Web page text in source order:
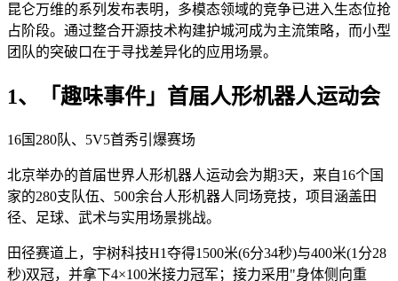
昆仑万维的系列发布表明，多模态领域的竞争已进入生态位抢
占阶段。通过整合开源技术构建护城河成为主流策略，而小型
团队的突破口在于寻找差异化的应用场景。
1、「趣味事件」首届人形机器人运动会
16国280队、5V5首秀引爆赛场
北京举办的首届世界人形机器人运动会为期3天，来自16个国
家的280支队伍、500余台人形机器人同场竞技，项目涵盖田
径、足球、武术与实用场景挑战。
田径赛道上，宇树科技H1夺得1500米(6分34秒)与400米(1分28
秒)双冠，并拿下4×100米接力冠军；接力采用"身体侧向重